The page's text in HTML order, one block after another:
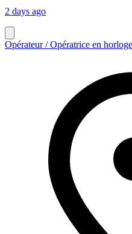
2 days ago
Opérateur / Opératrice en